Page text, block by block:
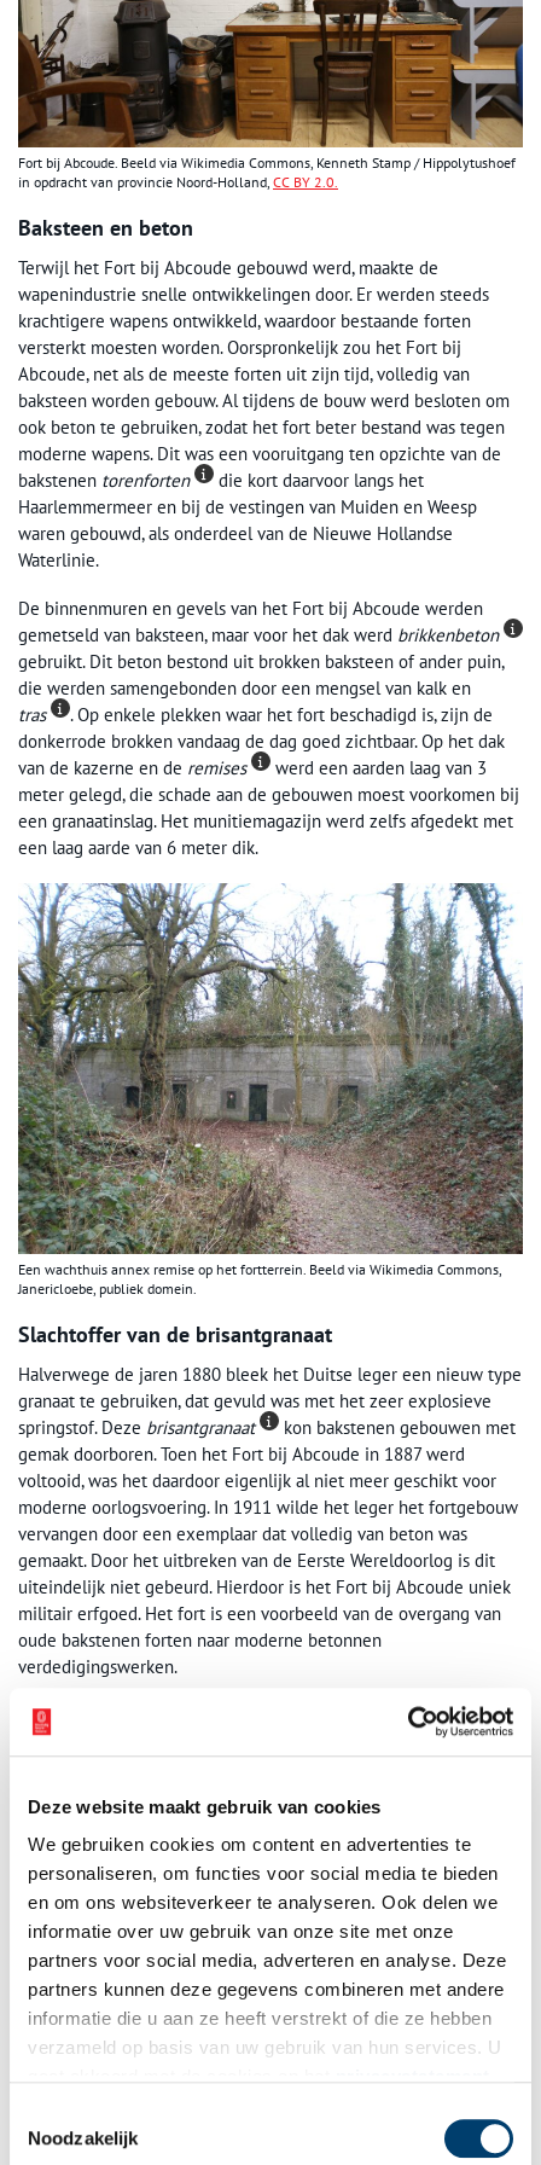
Deze website maakt gebruik van cookies
We gebruiken cookies om content en advertenties te
personaliseren, om functies voor social media te bieden
en om ons websiteverkeer te analyseren. Ook delen we
informatie over uw gebruik van onze site met onze
partners voor social media, adverteren en analyse. Deze
partners kunnen deze gegevens combineren met andere
informatie die u aan ze heeft verstrekt of die ze hebben
verzameld op basis van uw gebruik van hun services. U
Noodzakelijk
Fort bij Abcoude. Beeld via Wikimedia Commons, Kenneth Stamp / Hippolytushoef
in opdracht van provincie Noord-Holland, CC BY 2.0.
Baksteen en beton
Terwijl het Fort bij Abcoude gebouwd werd, maakte de
wapenindustrie snelle ontwikkelingen door. Er werden steeds
krachtigere wapens ontwikkeld, waardoor bestaande forten
versterkt moesten worden. Oorspronkelijk zou het Fort bij
Abcoude, net als de meeste forten uit zijn tijd, volledig van
baksteen worden gebouw. Al tijdens de bouw werd besloten om
ook beton te gebruiken, zodat het fort beter bestand was tegen
moderne wapens. Dit was een vooruitgang ten opzichte van de
bakstenen torenforten
die kort daarvoor langs het
Haarlemmermeer en bij de vestingen van Muiden en Weesp
waren gebouwd, als onderdeel van de Nieuwe Hollandse
Waterlinie.
De binnenmuren en gevels van het Fort bij Abcoude werden
gemetseld van baksteen, maar voor het dak werd brikkenbeton
gebruikt. Dit beton bestond uit brokken baksteen of ander puin,
die werden samengebonden door een mengsel van kalk en
tras
. Op enkele plekken waar het fort beschadigd is, zijn de
donkerrode brokken vandaag de dag goed zichtbaar. Op het dak
van de kazerne en de remises
werd een aarden laag van 3
meter gelegd, die schade aan de gebouwen moest voorkomen bij
een granaatinslag. Het munitiemagazijn werd zelfs afgedekt met
een laag aarde van 6 meter dik.
Een wachthuis annex remise op het fortterrein. Beeld via Wikimedia Commons,
Janericloebe, publiek domein.
Slachtoffer van de brisantgranaat
Halverwege de jaren 1880 bleek het Duitse leger een nieuw type
granaat te gebruiken, dat gevuld was met het zeer explosieve
springstof. Deze brisantgranaat
kon bakstenen gebouwen met
gemak doorboren. Toen het Fort bij Abcoude in 1887 werd
voltooid, was het daardoor eigenlijk al niet meer geschikt voor
moderne oorlogsvoering. In 1911 wilde het leger het fortgebouw
vervangen door een exemplaar dat volledig van beton was
gemaakt. Door het uitbreken van de Eerste Wereldoorlog is dit
uiteindelijk niet gebeurd. Hierdoor is het Fort bij Abcoude uniek
militair erfgoed. Het fort is een voorbeeld van de overgang van
oude bakstenen forten naar moderne betonnen
verdedigingswerken.
Oorspronkelijk zouden alle forten binnen de Stelling van
Amsterdam dezelfde opzet krijgen als het Fort bij Abcoude. Na
verstandig. De bouw van stellingforten werd zelfs tien jaar
stopgezet, zodat er met nieuwe bouwmaterialen kon worden
geëxperimenteerd. Pas in 1897 werd de bouw hervat. De
opvolgers van het Fort bij Abcoude waren compacter en volledig
gebouwd uit cementbeton, dat steviger was dan brikkenbeton.
Het Fort bij Vijfhuizen is hier een voorbeeld van.